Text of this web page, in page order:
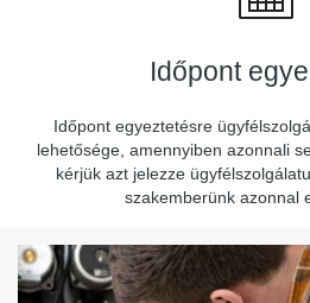
Időpont
Időpont egyeztetésre
lehetősége, amennyiben azonnali
kérjük azt jelezze
szakemberünk azonnal